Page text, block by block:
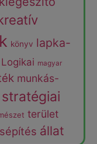
könyv lapka-
Logikai magyar
munkás-
stratégiai
terület
állat